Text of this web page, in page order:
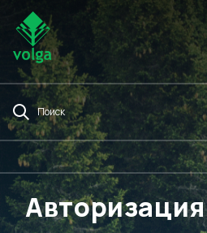
Поиск
Авторизация